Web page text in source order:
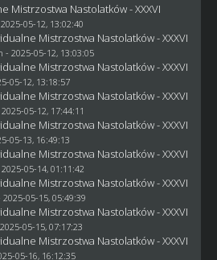
Mistrzostwa Nastolatków - XXXVI
05-12, 13:02:40
Mistrzostwa Nastolatków - XXXVI
- 2025-05-12, 13:03:05
Mistrzostwa Nastolatków - XXXVI
05-12, 13:18:57
Mistrzostwa Nastolatków - XXXVI
05-12, 17:44:11
Mistrzostwa Nastolatków - XXXVI
05-13, 16:49:13
Mistrzostwa Nastolatków - XXXVI
05-14, 01:11:42
Mistrzostwa Nastolatków - XXXVI
2025-05-15, 05:49:39
Mistrzostwa Nastolatków - XXXVI
05-15, 07:17:23
Mistrzostwa Nastolatków - XXXVI
05-16, 16:12:35